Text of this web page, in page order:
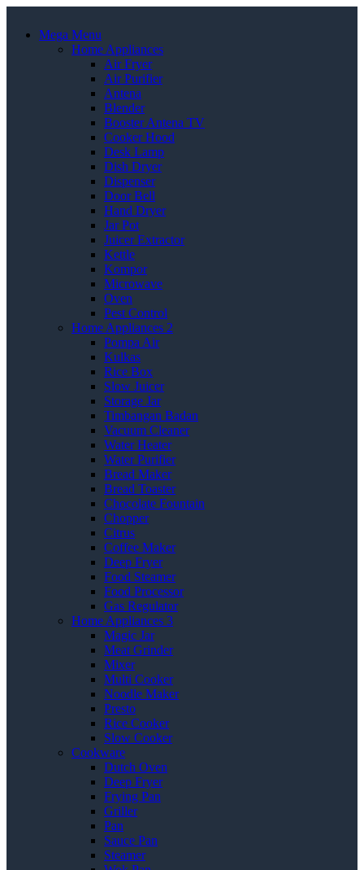
Mega Menu
Home Appliances
Air Fryer
Air Purifier
Antena
Blender
Booster Antena TV
Cooker Hood
Desk Lamp
Dish Dryer
Dispenser
Door Bell
Hand Dryer
Jar Pot
Juicer Extractor
Kettle
Kompor
Microwave
Oven
Pest Control
Home Appliances 2
Pompa Air
Kulkas
Rice Box
Slow Juicer
Storage Jar
Timbangan Badan
Vacuum Cleaner
Water Heater
Water Purifier
Bread Maker
Bread Toaster
Chocolate Fountain
Chopper
Citrus
Coffee Maker
Deep Fryer
Food Steamer
Food Processor
Gas Regulator
Home Appliances 3
Magic Jar
Meat Grinder
Mixer
Multi Cooker
Noodle Maker
Presto
Rice Cooker
Slow Cooker
Cookware
Dutch Oven
Deep Fryer
Frying Pan
Griller
Pan
Sauce Pan
Steamer